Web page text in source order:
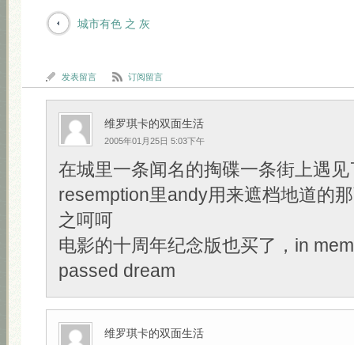
城市有色 之 灰
发表留言 订阅留言
维罗琪卡的双面生活
2005年01月25日 5:03下午
在城里一条闻名的掏碟一条街上遇见
resemption里andy用来遮档地道的
之呵呵
电影的十周年纪念版也买了，in
passed dream
维罗琪卡的双面生活